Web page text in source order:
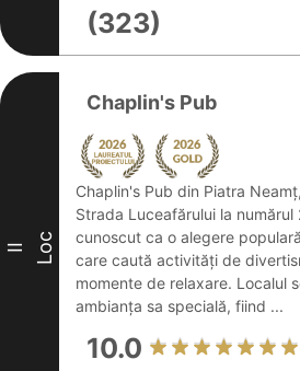
(323)
II Loc
Chaplin's Pub
Chaplin's Pub din Piatra
Strada Luceafărului la numărul
cunoscut ca o alegere
care caută activități de
momente de relaxare. Localul
ambianța sa specială, fiind ...
10.0